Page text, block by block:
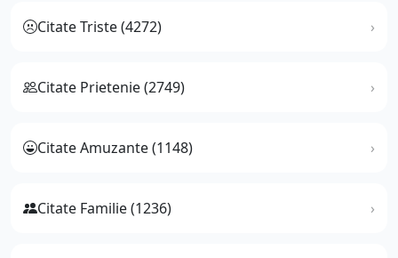
Citate Triste (4272)
Citate Prietenie (2749)
Citate Amuzante (1148)
Citate Familie (1236)